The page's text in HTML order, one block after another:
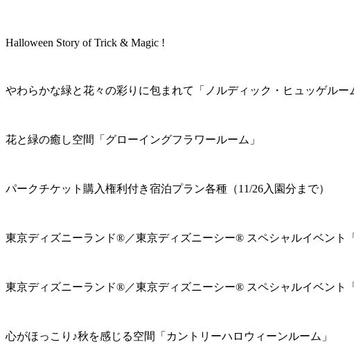
Halloween Story of Trick & Magic !
やわらかな緑と花々の彩りに包まれて「ノルディック・ヒュッゲルー
花と緑の癒し空間「グローイングフラワールーム」
パークチケット購入権利付き宿泊プラン各種（11/26入園分まで）
東京ディズニーランド®／東京ディズニーシー® スペシャルイベン
東京ディズニーランド®／東京ディズニーシー® スペシャルイベン
心がほっこり♪秋を感じる空間「カントリーハロウィーンルーム」